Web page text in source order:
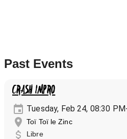
Past Events
CRASH IMPRO
Tuesday, Feb 24, 08:30
Toï Toï le Zinc
Libre